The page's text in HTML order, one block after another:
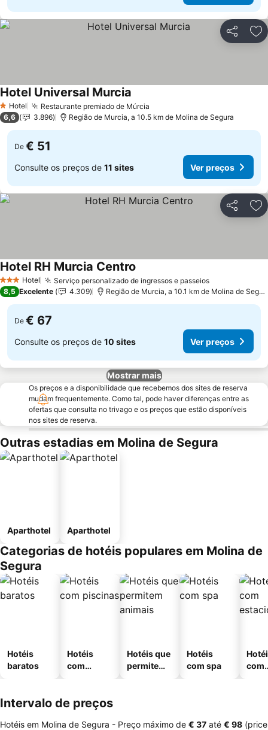
Partilhar
1 Estrelas
Hotel Restaurante premiado de Múrcia
Hotel Universal Murcia
6,6 3.896 Região de Murcia, a 10.5 km de Molina de Segura
De € 51
Consulte os preços de 11 sites Ver preços
Partilhar
3 EstrelasHotel Serviço personalizado de ingressos e passeiosVer preços
Hotel RH Murcia Centro
8,5 Excelente 4.309 Região de Murcia, a 10.1 km de Molina de
De € 67
Consulte os preços de 10 sites Ver preços
Mostrar mais
Os preços e a disponibilidade que recebemos dos sites de reserva
mudam frequentemente. Como tal, pode haver diferenças entre as
ofertas que consulta no trivago e os preços que estão disponíveis
nos sites de reserva.
Outras estadias em Molina de Segura
Aparthotel Aparthotel
Categorias de hotéis populares em Molina de
Segura
Hotéis
baratos
Hotéis
com
Hotéis que
permitem
Hotéis
com spa
com
Intervalo de preços
Hotéis em Molina de Segura - Preço máximo de ‎€ 37 até ‎€ 98 (price